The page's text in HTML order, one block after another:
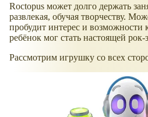
Roctopus может долго держать
развлекая, обучая творчеству.
пробудит интерес и возможности
ребёнок мог стать настоящей рок-
Рассмотрим игрушку со всех